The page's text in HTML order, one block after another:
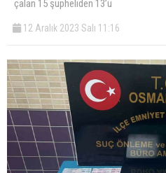
çalan 15 şüpheliden 13’ü
12 Aralık 2023 Salı 11:16